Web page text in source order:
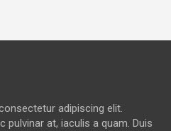
adipiscing elit.
pulvinar at, iaculis a quam. Duis